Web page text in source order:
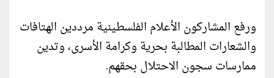
ورفع المشاركون الأعلام الفلسطينية مرددين الهتافات
والشعارات المطالبة بحرية وكرامة الأسرى، وتدين
ممارسات سجون الاحتلال بحقهم.